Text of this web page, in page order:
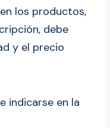
los productos,
debe
y el precio
indicarse en la